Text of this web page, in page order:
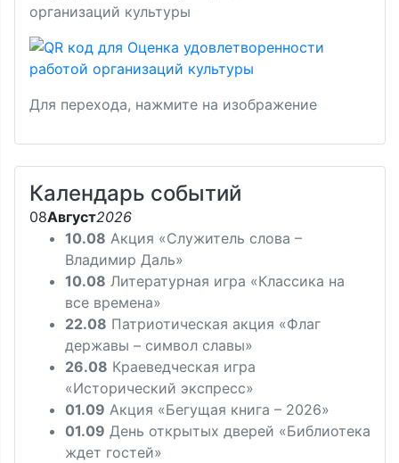
организаций культуры
Для перехода, нажмите на изображение
Календарь событий
08Август2026
10.08 Акция «Служитель слова –
Владимир Даль»
10.08 Литературная игра «Классика на
все времена»
22.08 Патриотическая акция «Флаг
державы – символ славы»
26.08 Краеведческая игра
«Исторический экспресс»
01.09 Акция «Бегущая книга – 2026»
01.09 День открытых дверей «Библиотека
ждет гостей»